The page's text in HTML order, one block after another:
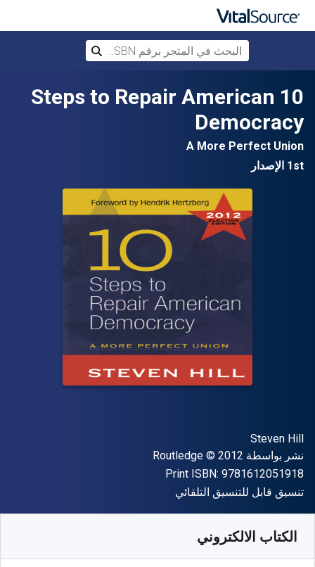
10 Steps to Repair American
Democracy
A More Perfect Union
1st الإصدار
المؤلف (المؤلفون)
Steven Hill
الناشر
نشر بواسطة Routledge
حقوق الطبع والنشر © 2012
Print ISBN: 9781612051918
شكل
تنسيق قابل للتنسيق التلقائي
الكتاب الالكتروني